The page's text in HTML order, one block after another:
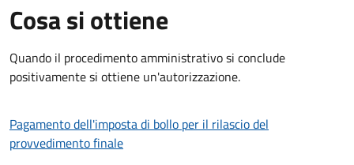
Cosa si ottiene
Quando il procedimento amministrativo si conclude
positivamente si ottiene un'autorizzazione.
Pagamento dell'imposta di bollo per il rilascio del
provvedimento finale